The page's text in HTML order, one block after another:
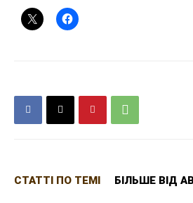
СТАТТІ ПО ТЕМІ БІЛЬШЕ ВІД